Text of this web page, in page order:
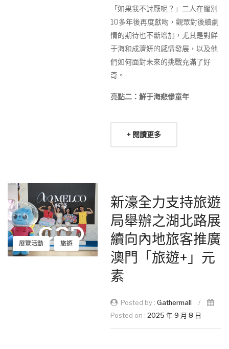
「如果我不討厭呢？」二人在闊別
10多年後再度獻吻，觀眾對後續劇
情的期待也不斷增加，尤其是對鮮
于海和成濟妍的感情發展，以及他
們如何面對未來的挑戰充滿了好
奇。
亮點二：鮮于海悲慘童年
+ 閱讀更多
展覽活動 旅遊
新濠全力支持旅遊
局舉辦之湖北路展
續向內地旅客推廣
澳門「旅遊+」元
素
Posted by : Gathermall
/
Posted on : 2025 年 9 月 8 日